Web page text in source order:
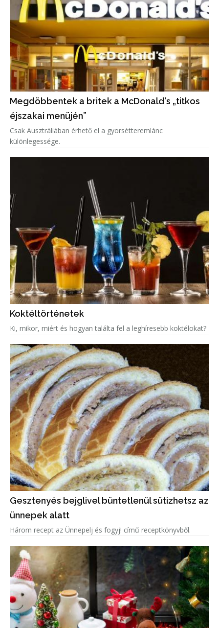
Megdöbbentek a britek a McDonald's „titkos
éjszakai menüjén”
Csak Ausztráliában érhető el a gyorsétteremlánc
különlegessége.
Koktéltörténetek
Ki, mikor, miért és hogyan találta fel a leghíresebb koktélokat?
Gesztenyés bejglivel büntetlenül sütizhetsz az
ünnepek alatt
Három recept az Ünnepelj és fogyj! című receptkönyvből.